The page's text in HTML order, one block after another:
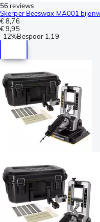
56 reviews
Skerper Beeswax MA001
€ 8,76
€ 9,95
-12%Bespaar 1,19